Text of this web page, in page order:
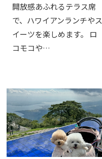
開放感あふれるテラス席
で、ハワイアンランチやス
イーツを楽しめます。 ロ
コモコや…